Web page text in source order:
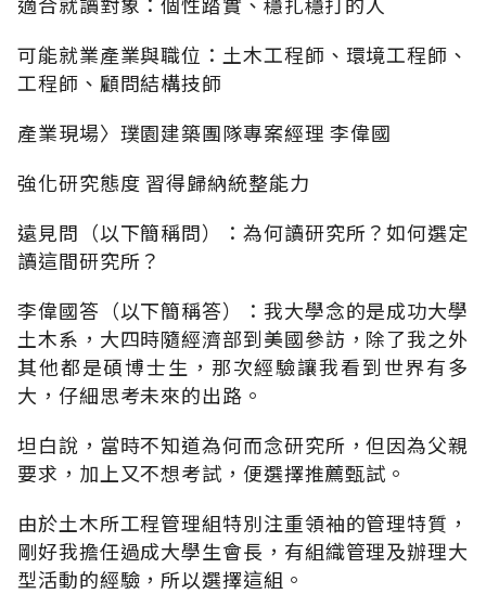
可能就業產業與職位：土木工程師、環境工程師、
工程師、顧問結構技師
產業現場〉璞園建築團隊專案經理 李偉國
強化研究態度 習得歸納統整能力
遠見問（以下簡稱問）：為何讀研究所？如何選定
讀這間研究所？
李偉國答（以下簡稱答）：我大學念的是成功大學
土木系，大四時隨經濟部到美國參訪，除了我之外
其他都是碩博士生，那次經驗讓我看到世界有多
大，仔細思考未來的出路。
坦白說，當時不知道為何而念研究所，但因為父親
要求，加上又不想考試，便選擇推薦甄試。
由於土木所工程管理組特別注重領袖的管理特質，
剛好我擔任過成大學生會長，有組織管理及辦理大
型活動的經驗，所以選擇這組。